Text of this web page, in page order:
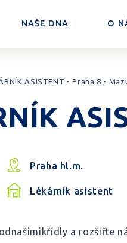
NAŠE DNA O
ASISTENT - Praha 8 -
Praha hl.m.
Lékárník asistent
a rozšiřte